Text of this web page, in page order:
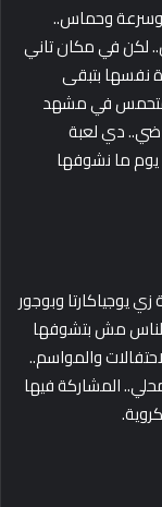
وسرعة وحماس..
لكن في مكان تاني
نفسها بتبقى
متحمس في مشهد
دي لعبة
يوم ما نشوفها
يوجياكارتا وبوجور
مش بتشوفها
والمواسم..
المشاركة فيها